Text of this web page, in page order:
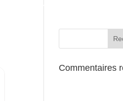
AUX ALENTOURS
Commentaires